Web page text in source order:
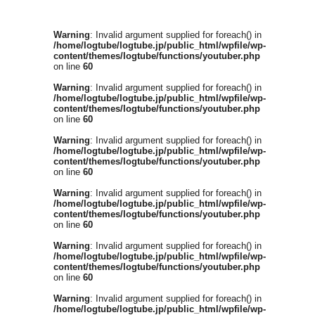
Warning: Invalid argument supplied for foreach() in
/home/logtube/logtube.jp/public_html/wpfile/wp-
content/themes/logtube/functions/youtuber.php
on line 60
Warning: Invalid argument supplied for foreach() in
/home/logtube/logtube.jp/public_html/wpfile/wp-
content/themes/logtube/functions/youtuber.php
on line 60
Warning: Invalid argument supplied for foreach() in
/home/logtube/logtube.jp/public_html/wpfile/wp-
content/themes/logtube/functions/youtuber.php
on line 60
Warning: Invalid argument supplied for foreach() in
/home/logtube/logtube.jp/public_html/wpfile/wp-
content/themes/logtube/functions/youtuber.php
on line 60
Warning: Invalid argument supplied for foreach() in
/home/logtube/logtube.jp/public_html/wpfile/wp-
content/themes/logtube/functions/youtuber.php
on line 60
Warning: Invalid argument supplied for foreach() in
/home/logtube/logtube.jp/public_html/wpfile/wp-